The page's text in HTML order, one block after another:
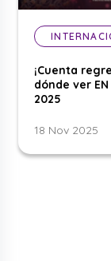
¡Cuenta
dónde ver
2025
18 Nov 2025